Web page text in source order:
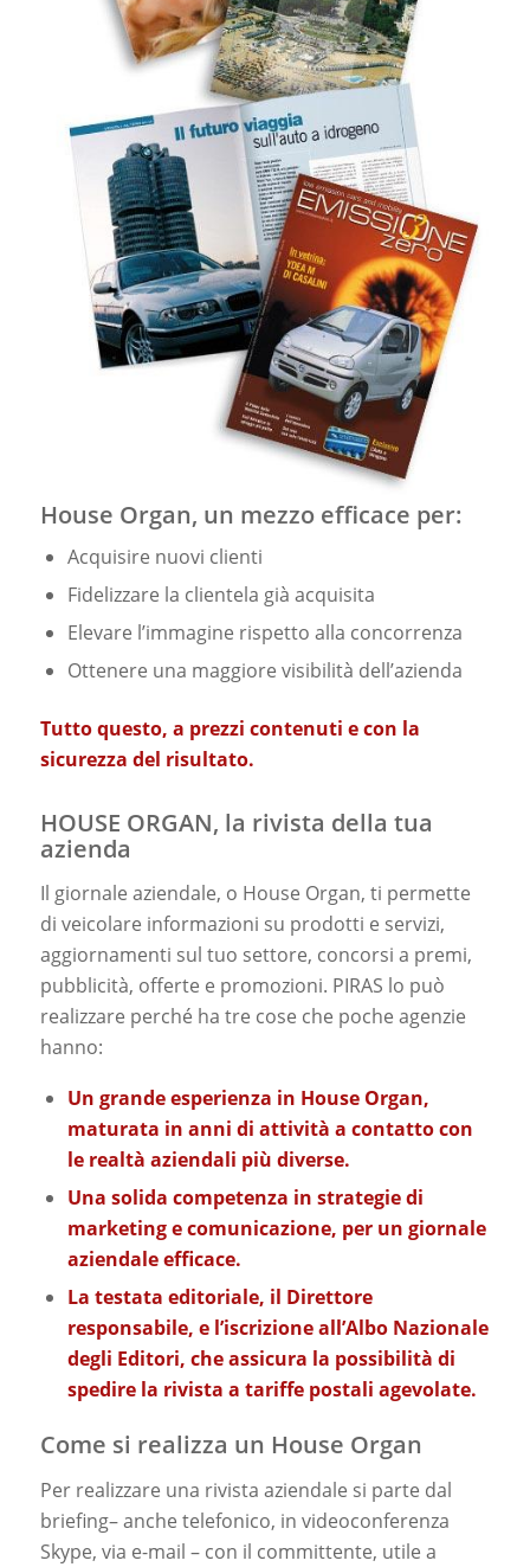
House Organ, un mezzo efficace per:
Acquisire nuovi clienti
Fidelizzare la clientela già acquisita
Elevare l’immagine rispetto alla concorrenza
Ottenere una maggiore visibilità dell’azienda
Tutto questo, a prezzi contenuti e con la
sicurezza del risultato.
HOUSE ORGAN, la rivista della tua
azienda
Il giornale aziendale, o House Organ, ti permette
di veicolare informazioni su prodotti e servizi,
aggiornamenti sul tuo settore, concorsi a premi,
pubblicità, offerte e promozioni. PIRAS lo può
realizzare perché ha tre cose che poche agenzie
hanno:
Un grande esperienza in House Organ,
maturata in anni di attività a contatto con
le realtà aziendali più diverse.
Una solida competenza in strategie di
marketing e comunicazione, per un giornale
aziendale efficace.
La testata editoriale, il Direttore
responsabile, e l’iscrizione all’Albo Nazionale
degli Editori, che assicura la possibilità di
spedire la rivista a tariffe postali agevolate.
Come si realizza un House Organ
Per realizzare una rivista aziendale si parte dal
briefing– anche telefonico, in videoconferenza
Skype, via e-mail – con il committente, utile a